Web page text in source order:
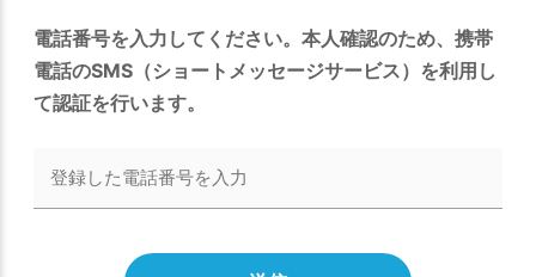
電話番号を入力してください。本人確認のため、携帯
電話のSMS（ショートメッセージサービス）を利用し
て認証を行います。